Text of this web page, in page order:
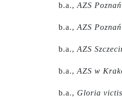
b.a., AZS
b.a., AZS
b.a., AZS
b.a., AZS w
b.a., Gloria